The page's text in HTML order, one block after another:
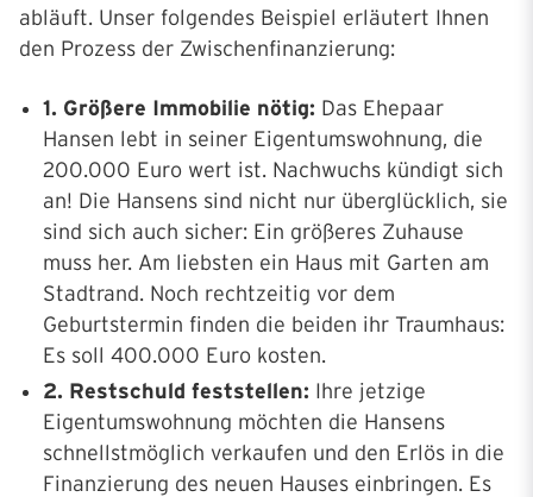
abläuft. Unser folgendes Beispiel erläutert Ihnen
den Prozess der Zwischenfinanzierung:
1. Größere Immobilie nötig: Das Ehepaar
Hansen lebt in seiner Eigentumswohnung, die
200.000 Euro wert ist. Nachwuchs kündigt sich
an! Die Hansens sind nicht nur überglücklich, sie
sind sich auch sicher: Ein größeres Zuhause
muss her. Am liebsten ein Haus mit Garten am
Stadtrand. Noch rechtzeitig vor dem
Geburtstermin finden die beiden ihr Traumhaus:
Es soll 400.000 Euro kosten.
2. Restschuld feststellen: Ihre jetzige
Eigentumswohnung möchten die Hansens
schnellstmöglich verkaufen und den Erlös in die
Finanzierung des neuen Hauses einbringen. Es